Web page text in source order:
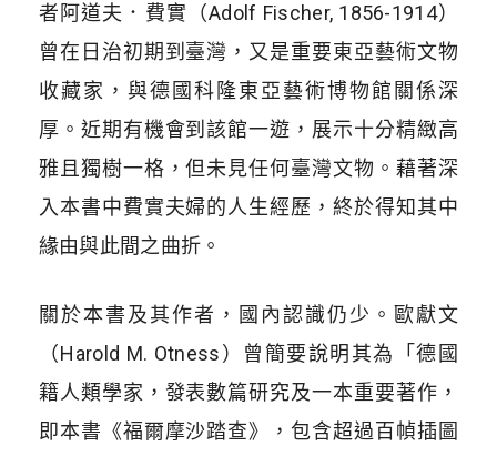
者阿道夫．費實（Adolf Fischer, 1856-1914）
曾在日治初期到臺灣，又是重要東亞藝術文物
收藏家，與德國科隆東亞藝術博物館關係深
厚。近期有機會到該館一遊，展示十分精緻高
雅且獨樹一格，但未見任何臺灣文物。藉著深
入本書中費實夫婦的人生經歷，終於得知其中
緣由與此間之曲折。
關於本書及其作者，國內認識仍少。歐獻文
（Harold M. Otness）曾簡要說明其為「德國
籍人類學家，發表數篇研究及一本重要著作，
即本書《福爾摩沙踏查》，包含超過百幀插圖